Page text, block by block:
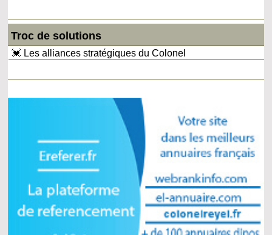
Troc de solutions
💓 Les alliances stratégiques du Colonel